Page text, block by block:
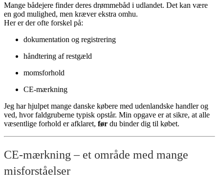
Mange bådejere finder deres drømmebåd i udlandet. Det kan være
en god mulighed, men kræver ekstra omhu.
Her er der ofte forskel på:
dokumentation og registrering
håndtering af restgæld
momsforhold
CE-mærkning
Jeg har hjulpet mange danske købere med udenlandske handler og
ved, hvor faldgruberne typisk opstår. Min opgave er at sikre, at alle
væsentlige forhold er afklaret, før du binder dig til købet.
CE-mærkning – et område med mange
misforståelser